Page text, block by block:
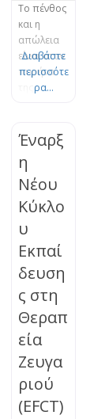
Το πένθος
και η
απώλεια
είναι στον
πυρήνα
Δεσμού.
Το πένθος
είναι μια
φυσική,
οργανική
διεργασία
εξέλιξης
και
γής, η
οποία
μπορεί να
μπλοκαρισ
τεί. Τα
βιώματα
απώλειας
μπορούν
Διαβάστε
περισσότε
ρα...
Έναρξ
η
Νέου
Κύκλο
υ
Εκπαί
δευση
ς στη
Θεραπ
εία
Ζευγα
ριού
(EFCT)